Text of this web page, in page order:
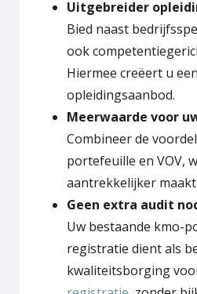
Uitgebreider
Bied naast
ook
Hiermee creëert u
opleidingsaanbod.
Meerwaarde voor
Combineer de
portefeuille en VOV,
aantrekkelijker
Geen extra audit
Uw bestaande kmo-
registratie dient als
kwaliteitsborging